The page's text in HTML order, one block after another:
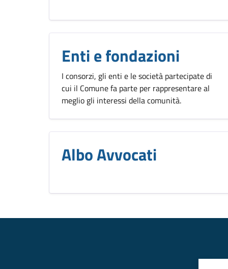
Enti e fondazioni
I consorzi, gli enti e le società partecipate di
cui il Comune fa parte per rappresentare al
meglio gli interessi della comunità.
Albo Avvocati